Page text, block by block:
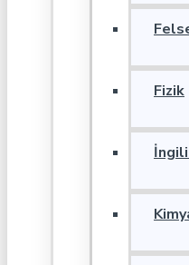
Fizik